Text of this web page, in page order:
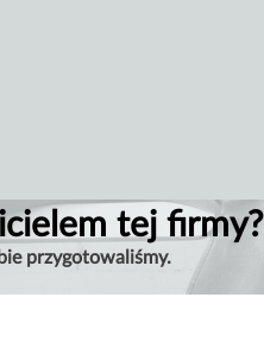
tej firmy?
przygotowaliśmy.